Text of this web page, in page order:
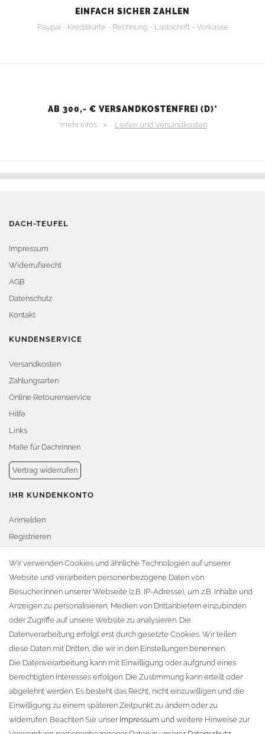
EINFACH SICHER ZAHLEN
Paypal - Kreditkarte - Rechnung - Lastschrift - Vorkasse
AB 300,- € VERSANDKOSTENFREI (D)*
*mehr Infos > Liefer- und Versandkosten
DACH-TEUFEL
Impressum
Widerrufsrecht
AGB
Datenschutz
Kontakt
KUNDENSERVICE
Versandkosten
Zahlungsarten
Online Retourenservice
Hilfe
Links
Maße für Dachrinnen
Vertrag widerrufen
IHR KUNDENKONTO
Anmelden
Registrieren
Warenkorb
Zur Kasse
KONTAKT
Fa. Steffen Jost
Söbrigener Weg 50
D-01796 Pirna
Telefon:+49 (0)3501 507295
info@dach-teufel.de
Wir verwenden Cookies und ähnliche Technologien auf unserer
Website und verarbeiten personenbezogene Daten von
Besucher:innen unserer Webseite (z.B. IP-Adresse), um z.B. Inhalte und
Anzeigen zu personalisieren, Medien von Drittanbietern einzubinden
oder Zugriffe auf unsere Website zu analysieren. Die
Datenverarbeitung erfolgt erst durch gesetzte Cookies. Wir teilen
diese Daten mit Dritten, die wir in den Einstellungen benennen.
Die Datenverarbeitung kann mit Einwilligung oder aufgrund eines
berechtigten Interesses erfolgen. Die Zustimmung kann erteilt oder
abgelehnt werden. Es besteht das Recht, nicht einzuwilligen und die
Einwilligung zu einem späteren Zeitpunkt zu ändern oder zu
widerrufen. Beachten Sie unser Impressum und weitere Hinweise zur